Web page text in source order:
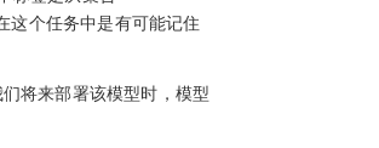
这个任务中是有可能记住
将来部署该模型时，模型